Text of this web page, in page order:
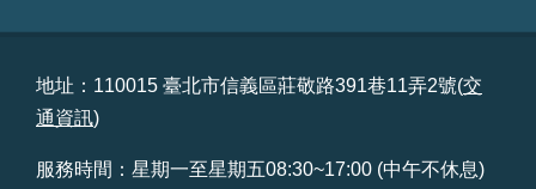
地址：110015 臺北市信義區莊敬路391巷11弄2號(交
通資訊)
服務時間：星期一至星期五08:30~17:00 (中午不休息)